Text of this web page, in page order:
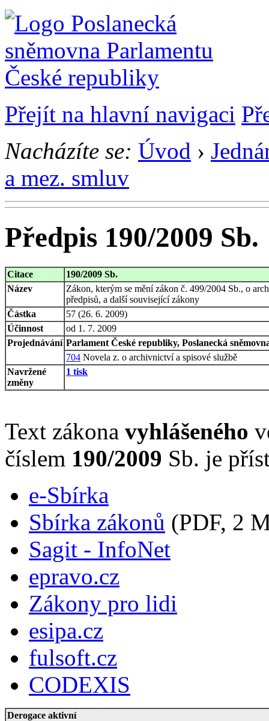
Přejít na hlavní navigaci
Nacházíte se: Úvod ›
a mez. smluv
Předpis 190/2009 Sb.
Citace
190/2009 Sb.
Název
Zákon, kterým se mění zákon č. 499/2004 Sb., o
předpisů, a další související zákony
Částka
57 (26. 6. 2009)
Účinnost
od 1. 7. 2009
Projednávání Parlament České republiky, Poslanecká
704 Novela z. o archivnictví a spisové službě
Navržené
změny
1 tisk
Text zákona vyhlášeného
číslem 190/2009 Sb. je
e-Sbírka
Sbírka zákonů (PDF, 2
Sagit - InfoNet
epravo.cz
Zákony pro lidi
esipa.cz
fulsoft.cz
CODEXIS
Derogace aktivní